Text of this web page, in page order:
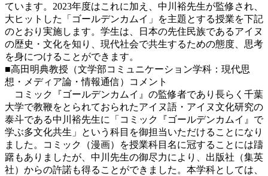
ています。2023年度はこれに加え、中川裕先生が監修され、
大ヒットした「ゴールデンカムイ」を主題とする授業を下記
のとおり実施します。学生は、日本の先住民族であるアイヌ
の歴史・文化を知り、現代社会で共生するための態度、思考
を身につけることができます。
■高田明典教授（文学部コミュニケーション学科：現代思
想・メディア論・情報通信）コメント
コミック『ゴールデンカムイ』の監修者であり長らく千葉
大学で教鞭をとられておられたアイヌ語・アイヌ文化研究の
泰斗である中川裕先生に「コミック『ゴールデンカムイ』で
学ぶ多文化共生」という科目を御担当いただけることになり
ました。コミック（漫画）を授業科目名に冠することには躊
躇もありましたが、中川先生の御尽力により、出版社（集英
社）からの許諾も得ることができました。本学科としては、